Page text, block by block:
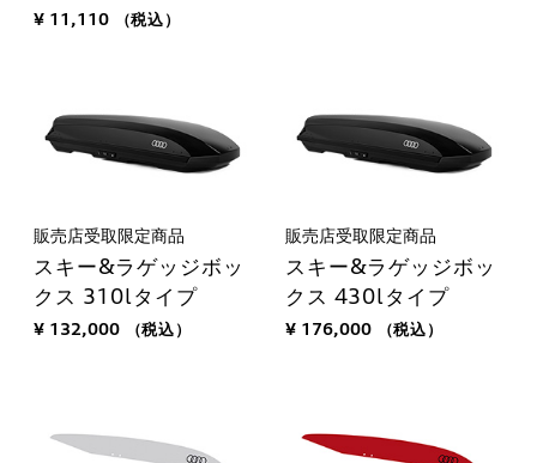
¥ 11,110 （税込）
販売店受取限定商品
スキー&ラゲッジボッ
クス 310lタイプ
¥ 132,000 （税込）
販売店受取限定商品
スキー&ラゲッジボッ
クス 430lタイプ
¥ 176,000 （税込）